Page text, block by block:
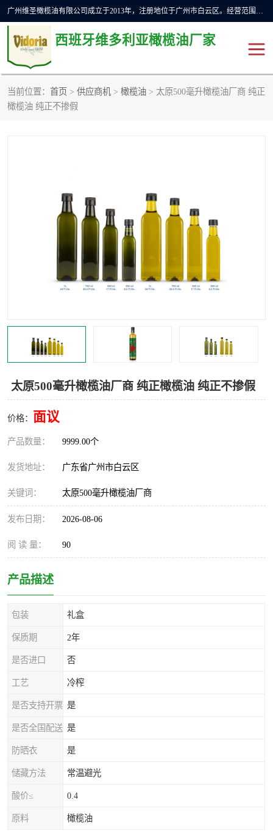
广州维圣橄榄油有限公司成立于2013年，注册地位于广州市白云区。经营范围包括饲料原料销售;畜牧渔业饲料销售;化妆品批发;贸易经纪;食品进出口等，主要产品有：橄榄果渣油，橄榄油，纯橄榄油等。
西班牙维多利亚橄榄油厂家
当前位置： 首页 > 供应商机 > 橄榄油 > 太原500毫升橄榄油厂商 纯正
橄榄油 纯正不掺假
太原500毫升橄榄油厂商 纯正橄榄油 纯正不掺假
价格： 面议
产品数量： 9999.00个
发货地址： 广东省广州市白云区
关键词： 太原500毫升橄榄油厂商
发布日期： 2026-08-06
阅 读 量： 90
产品描述
包装 礼盒
保质期 2年
是否进口 否
工艺 冷榨
是否支持开票 是
是否全国配送 是
防晒衣 是
储藏方法 常温避光
酸价≤ 0.4
原料 橄榄油
橄榄油